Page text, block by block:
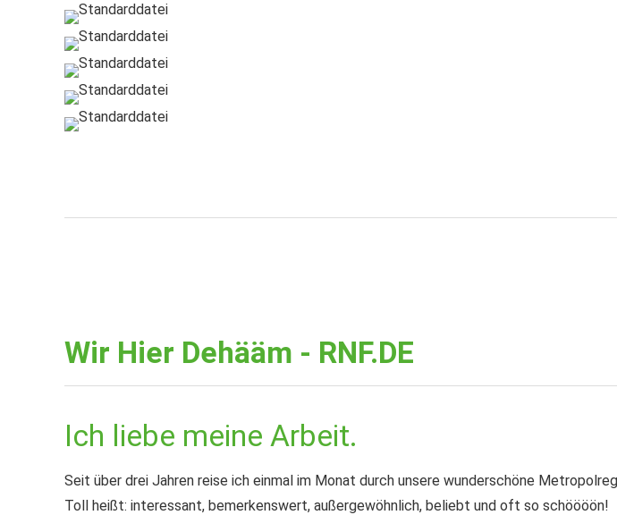
Wir Hier Dehääm - RNF.DE
Ich liebe meine Arbeit.
Seit über drei Jahren reise ich einmal im Monat durch unsere wunderschöne
Toll heißt: interessant, bemerkenswert, außergewöhnlich, beliebt und oft so schöööön!